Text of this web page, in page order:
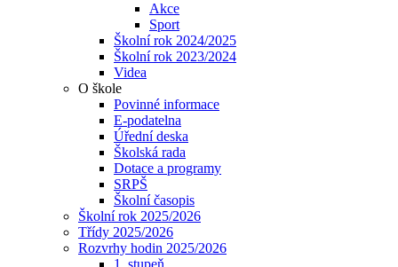
Akce
Sport
Školní rok 2024/2025
Školní rok 2023/2024
Videa
O škole
Povinné informace
E-podatelna
Úřední deska
Školská rada
Dotace a programy
SRPŠ
Školní časopis
Školní rok 2025/2026
Třídy 2025/2026
Rozvrhy hodin 2025/2026
1. stupeň